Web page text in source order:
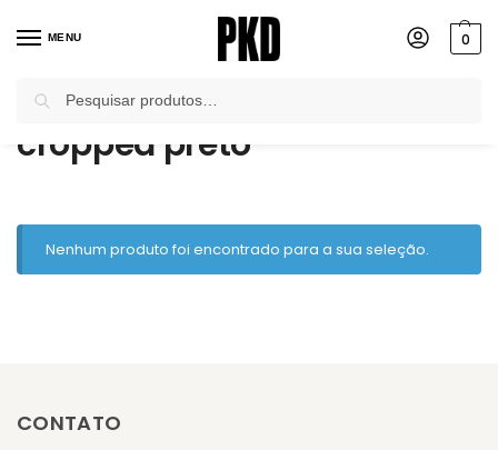
MENU 0
Início / Produtos marcados com a tag “cropped preto”
cropped preto
Nenhum produto foi encontrado para a sua seleção.
CONTATO